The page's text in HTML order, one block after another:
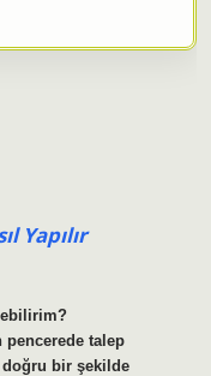
Yapılır
talep
doğru bir şekilde